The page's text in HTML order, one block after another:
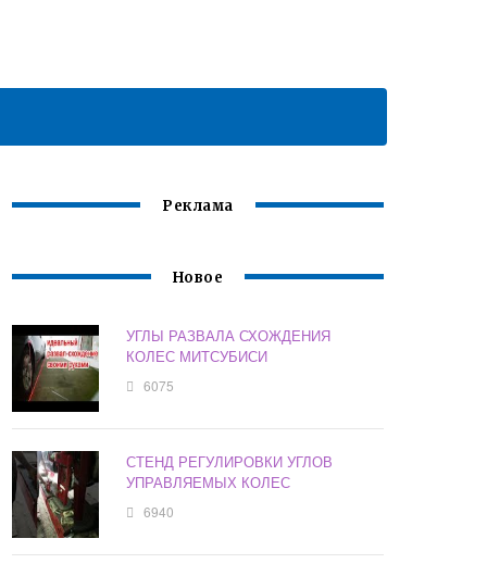
Реклама
Новое
УГЛЫ РАЗВАЛА СХОЖДЕНИЯ
КОЛЕС МИТСУБИСИ
6075
СТЕНД РЕГУЛИРОВКИ УГЛОВ
УПРАВЛЯЕМЫХ КОЛЕС
6940